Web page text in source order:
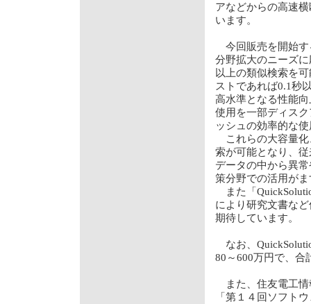
アなどからの高速
います。
今回販売を開始す
分野拡大のニーズ
以上の類似検索を
ストであれば0.1秒
高水準となる性能
使用を一部ディス
ッシュの効率的な
これらの大容量化
索が可能となり、
データの中から異
策分野での活用が
また「
により研究文書な
期待しています。
なお、
80～600万円で、合
また、住友電工情
「第１４回ソフト